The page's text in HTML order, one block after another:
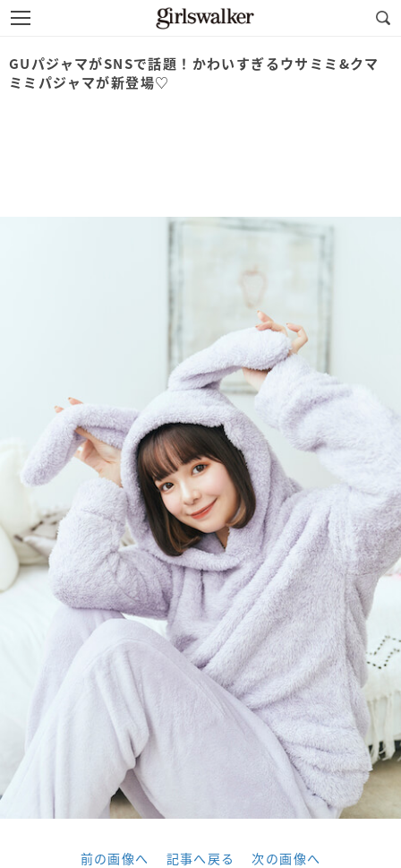
GUパジャマがSNSで話題！かわいすぎるウサミミ&クマ
ミミパジャマが新登場♡
前の画像へ 記事へ戻る 次の画像へ